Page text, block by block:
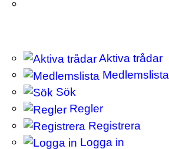
Aktiva trådar
Medlemslista
Sök
Regler
Registrera
Logga in